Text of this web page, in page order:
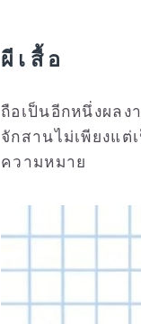
ผีเสื้อ
ถือเป็นอีกหนึ่งผล
จักสานไม่เพียงแต่
ความหมาย